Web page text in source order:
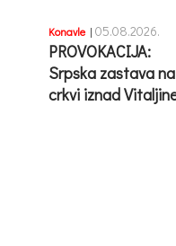
Konavle | 05.08.2026.
PROVOKACIJA:
Srpska zastava na
crkvi iznad